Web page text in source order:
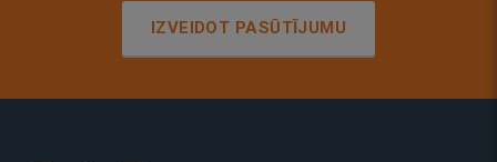
IZVEIDOT PASŪTĪJUMU